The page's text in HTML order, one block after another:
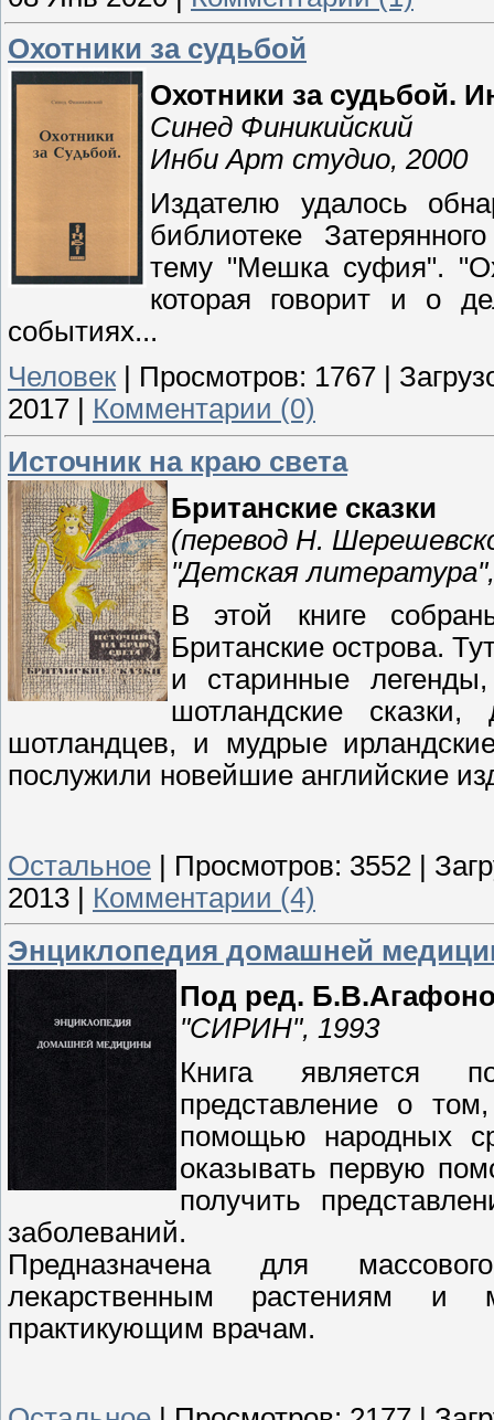
Охотники за судьбой
Охотники за судьбой.
Синед Финикийский
Инби Арт студио, 2000
Издателю удалось
библиотеке
тему "Мешка суфия".
которая говорит и о
событиях...
Человек
Просмотров: 1767
2017
Комментарии (0)
Источник на краю света
Британские сказки
(перевод Н.
"Детская
В этой книге
Британские острова.
и старинные
шотландские
шотландцев, и мудрые
послужили новейшие английские
Остальное | Просмотров: 3552 |
2013 | Комментарии (4)
Энциклопедия домашней
Под ред.
"СИРИН", 1993
Книга является
представление о
помощью народных
оказывать первую
получить
заболеваний.
Предназначена для
лекарственным растениям и
практикующим врачам.